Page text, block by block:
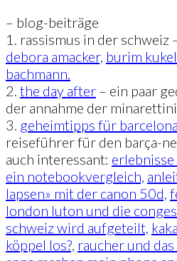
– blog-beiträge
1. rassismus in der
debora amacker, burim
bachmann.
2. the day after – ein paar
der annahme der
3. geheimtipps für barcelona
reiseführer für den barça-
auch interessant: erlebnisse
ein notebookvergleich,
lapsen» mit der canon 50d,
london luton und die
schweiz wird aufgeteilt,
köppel los?, raucher und